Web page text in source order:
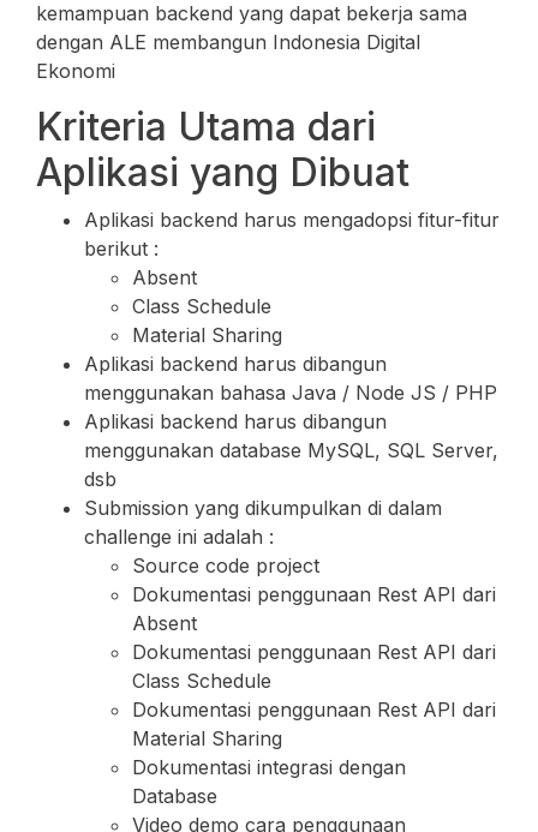
kemampuan backend yang dapat bekerja sama
dengan ALE membangun Indonesia Digital
Ekonomi
Kriteria Utama dari
Aplikasi yang Dibuat
Aplikasi backend harus mengadopsi fitur-fitur
berikut :
Absent
Class Schedule
Material Sharing
Aplikasi backend harus dibangun
menggunakan bahasa Java / Node JS / PHP
Aplikasi backend harus dibangun
menggunakan database MySQL, SQL Server,
dsb
Submission yang dikumpulkan di dalam
challenge ini adalah :
Source code project
Dokumentasi penggunaan Rest API dari
Absent
Dokumentasi penggunaan Rest API dari
Class Schedule
Dokumentasi penggunaan Rest API dari
Material Sharing
Dokumentasi integrasi dengan
Database
Video demo cara penggunaan